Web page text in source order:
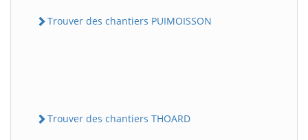
Trouver des chantiers PUIMOISSON
Trouver des chantiers THOARD